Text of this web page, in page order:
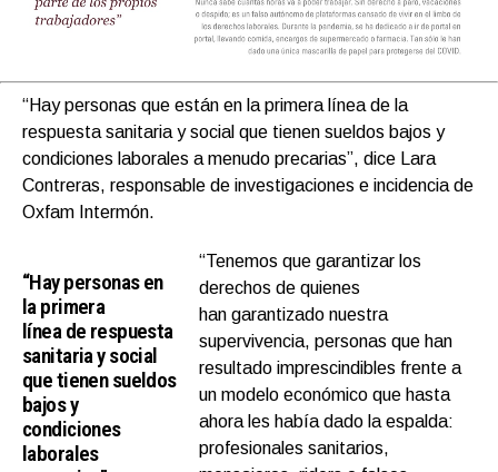
“Hay personas que están en la primera línea de la
respuesta sanitaria y social que tienen sueldos bajos y
condiciones laborales a menudo precarias”, dice Lara
Contreras, responsable de investigaciones e incidencia de
Oxfam Intermón.
“Hay personasen
la primera
líneade respuesta
sanitaria y social
quetienensueldos
bajos y
condiciones
laborales
“Tenemos que garantizar los
derechos de quienes
hangarantizado nuestra
supervivencia,personas que han
resultado imprescindibles frente a
un modelo económico que hasta
ahora les había dado la espalda:
profesionales sanitarios,